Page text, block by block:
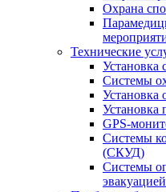
Охрана
Технические
Установка
Системы
Установка
Установка
GPS-
Системы
(СКУД)
Системы